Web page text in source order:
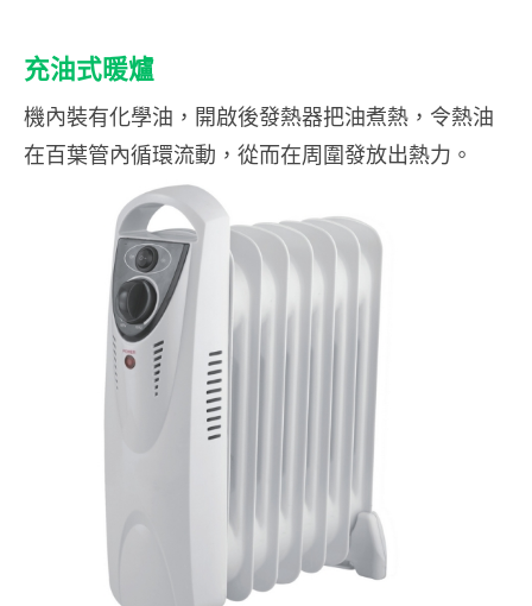
充油式暖爐
機內裝有化學油，開啟後發熱器把油煮熱，令熱油
在百葉管內循環流動，從而在周圍發放出熱力。